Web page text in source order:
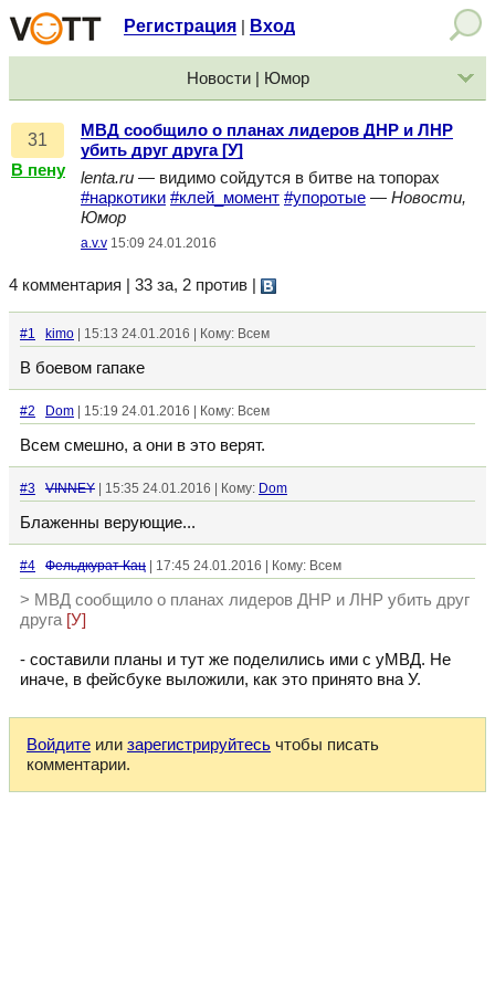
Регистрация Вход
Новости | Юмор
31
В пену
МВД сообщило о планах лидеров ДНР и ЛНР
убить друг друга [У]
lenta.ru — видимо сойдутся в битве на топорах
#наркотики #клей_момент #упоротые — Новости,
Юмор
a.v.v 15:09 24.01.2016
4 комментария | 33 за, 2 против
#1 kimo | 15:13 24.01.2016 | Кому: Всем
В боевом гапаке
#2 Dom | 15:19 24.01.2016 | Кому: Всем
Всем смешно, а они в это верят.
#3 VINNEY | 15:35 24.01.2016 | Кому: Dom
Блаженны верующие...
#4 Фельдкурат Кац | 17:45 24.01.2016 | Кому: Всем
> МВД сообщило о планах лидеров ДНР и ЛНР убить друг
друга [У]
- составили планы и тут же поделились ими с уМВД. Не
иначе, в фейсбуке выложили, как это принято вна У.
Войдите или зарегистрируйтесь чтобы писать
комментарии.